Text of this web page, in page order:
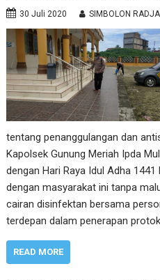
30 Juli 2020 SIMBOLON
tentang penanggulangan dan
Kapolsek Gunung Meriah Ipda
dengan Hari Raya Idul Adha
dengan masyarakat ini tanpa
cairan disinfektan bersama
terdepan dalam penerapan
READ MORE